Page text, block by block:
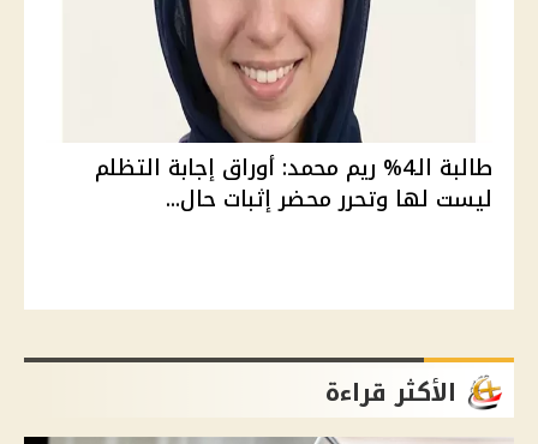
طالبة الـ4% ريم محمد: أوراق إجابة التظلم
ليست لها وتحرر محضر إثبات حال...
الأكثر قراءة